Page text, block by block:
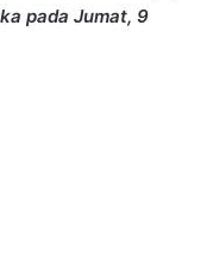
pada Jumat, 9